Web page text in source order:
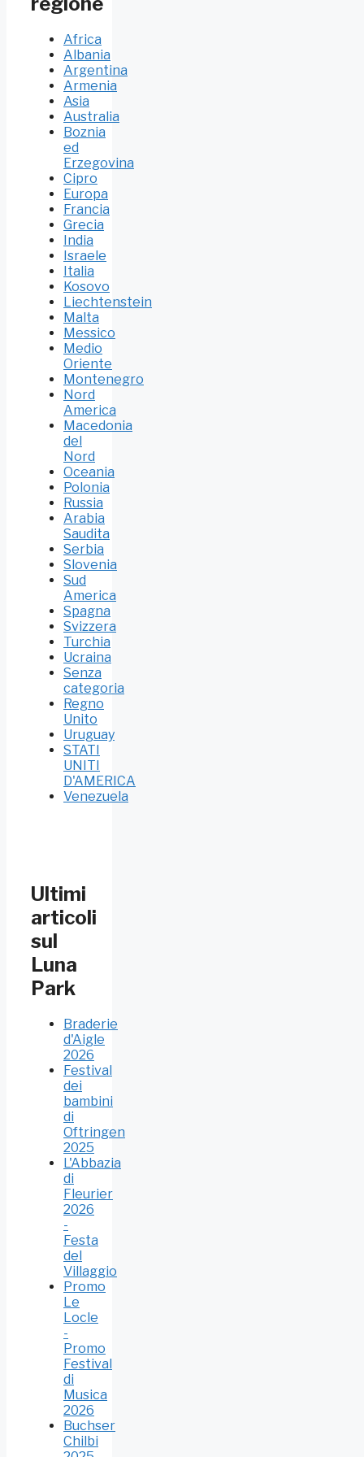
Africa
Albania
Argentina
Armenia
Asia
Australia
Boznia
ed
Erzegovina
Cipro
Europa
Francia
Grecia
India
Israele
Italia
Kosovo
Liechtenstein
Malta
Messico
Medio
Oriente
Montenegro
Nord
America
Macedonia
del
Nord
Oceania
Polonia
Russia
Arabia
Saudita
Serbia
Slovenia
Sud
America
Spagna
Svizzera
Turchia
Ucraina
Senza
categoria
Regno
Unito
Uruguay
STATI
UNITI
D'AMERICA
Venezuela
Ultimi
articoli
sul
Luna
Park
Braderie
d'Aigle
2026
Festival
dei
bambini
di
Oftringen
2025
L'Abbazia
di
Fleurier
2026
-
Festa
del
Villaggio
Promo
Le
Locle
-
Promo
Festival
di
Musica
2026
Buchser
Chilbi